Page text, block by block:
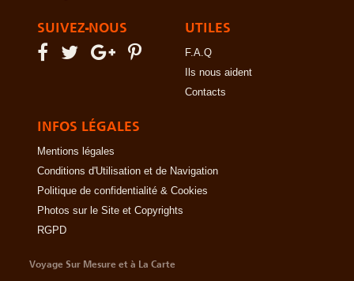
SUIVEZ-NOUS UTILES
F.A.Q
Ils nous aident
Contacts
INFOS LÉGALES
Mentions légales
Conditions d'Utilisation et de Navigation
Politique de confidentialité & Cookies
Photos sur le Site et Copyrights
RGPD
Voyage Sur Mesure et à La Carte